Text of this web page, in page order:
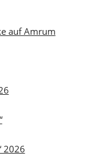
auf Amrum
2026